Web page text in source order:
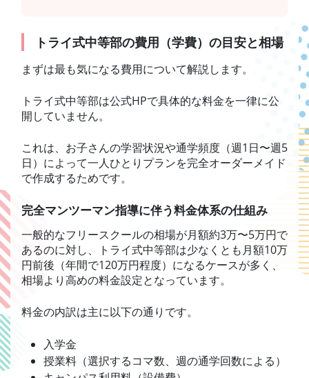
トライ式中等部の費用（学費）の目安と相場
まずは最も気になる費用について解説します。
トライ式中等部は公式HPで具体的な料金を一律に公
開していません。
これは、お子さんの学習状況や通学頻度（週1日〜週5
日）によって一人ひとりプランを完全オーダーメイド
で作成するためです。
完全マンツーマン指導に伴う料金体系の仕組み
一般的なフリースクールの相場が月額約3万〜5万円で
あるのに対し、トライ式中等部は少なくとも月額10万
円前後（年間で120万円程度）になるケースが多く、
相場より高めの料金設定となっています。
料金の内訳は主に以下の通りです。
入学金
授業料（選択するコマ数、週の通学回数による）